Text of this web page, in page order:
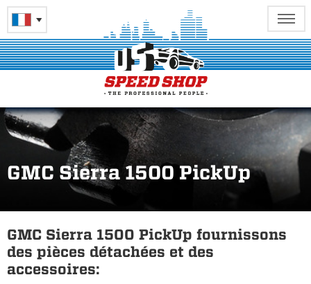
GMC Sierra 1500 PickUp
GMC Sierra 1500 PickUp fournissons
des pièces détachées et des
accessoires: